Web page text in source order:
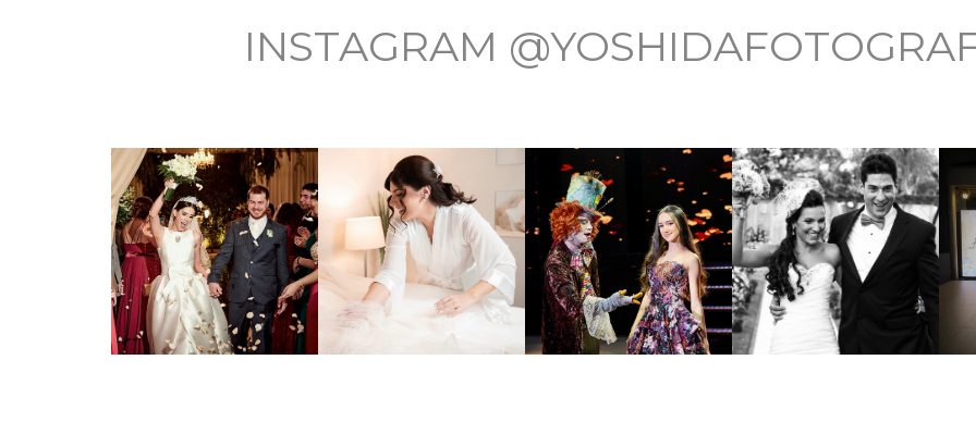
INSTAGRAM